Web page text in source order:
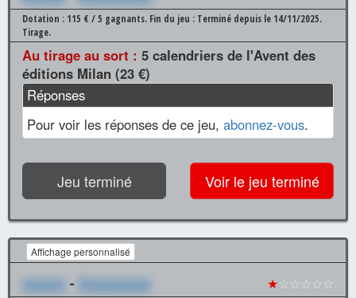
Dotation : 115 € / 5 gagnants. Fin du jeu : Terminé depuis le 14/11/2025.
Tirage.
Au tirage au sort : 5 calendriers de l'Avent des
éditions Milan (23 €)
Réponses
Pour voir les réponses de ce jeu, abonnez-vous.
Jeu terminé Voir le jeu terminé
Affichage personnalisé
xxxxxx - Xxxxxxxxxx ★☆☆☆☆☆